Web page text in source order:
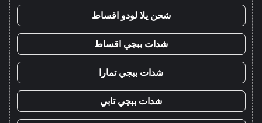
شحن يلا لودو اقساط
شدات ببجي اقساط
شدات ببجي تمارا
شدات ببجي تابي